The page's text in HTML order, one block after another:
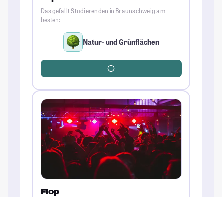
Das gefällt Studierenden in Braunschweig am
besten:
Natur- und Grünflächen
Flop